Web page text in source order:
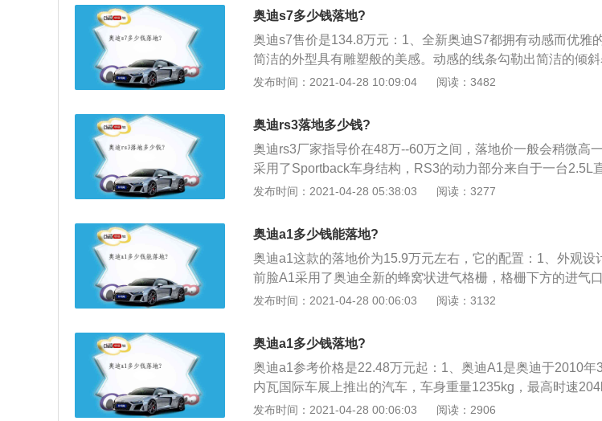
的燃烧也就更合理，这对增压发动机的效率起到至关重要的作
形状也经过了特别精心的设计，在增压气混合进入燃烧时，气
清理的动作，令到燃烧更清洁，更高效。这种滚动作用令燃料
一种合理的涡流，大大改善燃烧过程，增强了效率；4、同时
的每缸5气门设计与气门正时，中低段转速时扭力可以增加
恒时四轮驱动换挡流畅，行走敏捷，有种行云流水般的感觉。
奥迪s7多少钱落地?
奥迪s7售价是134.8万元：1、全新奥迪S7都拥有动感而优雅
简洁的外型具有雕塑般的美感。动感的线条勾勒出简洁的倾
线条明显向地面倾斜，勾勒出流畅的外观轮廓；2、全新奥迪
因此几乎无需更换，同时高效特性相当突出；3、全新奥迪S7
身同色，标志性的铝制外后视镜壳成为车身侧面造型的明显修
全LED技术，由90个发光二极管组成，整个尾灯设计立体通
发布时间：2021-04-28 10:09:04 阅读：3482
奥迪rs3落地多少钱?
奥迪rs3厂家指导价在48万--60万之间，落地价一般会稍微高
采用了Sportback车身结构，RS3的动力部分来自于一台2.5L
动机；2、悬架的设定上RS3可能会更加激进一点儿，外观和
转矩分别为270kW与465N·m。
发布时间：2021-04-28 05:38:03 阅读：3277
奥迪a1多少钱能落地?
奥迪a1这款的落地价为15.9万元左右，它的配置：1、外观设
前脸A1采用了奥迪全新的蜂窝状进气格栅，格栅下方的进气
少，同时还使用风格更前卫的S-Line运动外观套件，整体看上
采用的是1.5T涡轮增压发动机，传动系统采用手动变速箱，最
力，40TFSI将采用的是2.0T涡轮增压发动机，匹配6速双离合
是200匹马力。这两款新车型相比现款动力都有增强；3、内
的内饰完全的颠覆了现款的风格，跟外形一样，新款的内饰
条多呈不规则形状，空调出风口是横幅状的T型设计，中控的
发布时间：2021-04-28 00:06:03 阅读：3132
奥迪a1多少钱落地?
奥迪a1参考价格是22.48万元起：1、奥迪A1是奥迪于2010年
内瓦国际车展上推出的汽车，车身重量1235kg，最高时速
0月9日登录中国市场；2、A1的动力系统是奥迪明星组合TFSI
发布时间：2021-04-28 00:06:03 阅读：2906